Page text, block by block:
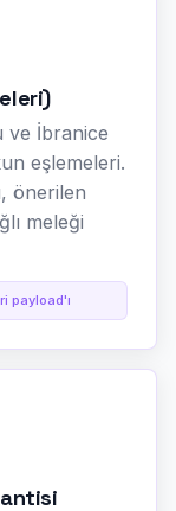
ve İbranice
eşlemeleri.
önerilen
meleği
payload'ı